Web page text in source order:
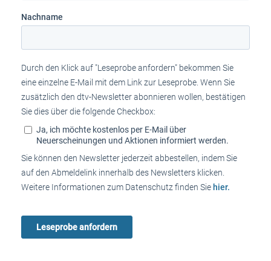
Nachname
Durch den Klick auf "Leseprobe anfordern" bekommen Sie
eine einzelne E-Mail mit dem Link zur Leseprobe. Wenn Sie
zusätzlich den dtv-Newsletter abonnieren wollen, bestätigen
Sie dies über die folgende Checkbox:
Ja, ich möchte kostenlos per E-Mail über
Neuerscheinungen und Aktionen informiert werden.
Sie können den Newsletter jederzeit abbestellen, indem Sie
auf den Abmeldelink innerhalb des Newsletters klicken.
Weitere Informationen zum Datenschutz finden Sie hier.